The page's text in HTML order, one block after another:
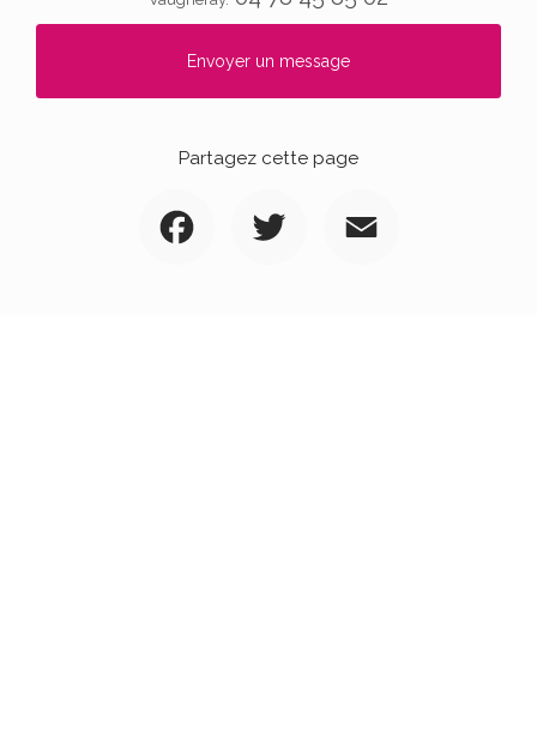
Envoyer un message
Partagez cette page